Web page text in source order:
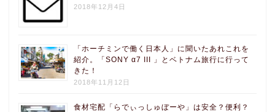
2018年12月4日
「ホーチミンで働く日本人」に聞いたあれこれを
紹介。「SONY α7 III 」とベトナム旅行に行って
きた！
2018年11月12日
食材宅配「らでぃっしゅぼーや」は安全？便利？